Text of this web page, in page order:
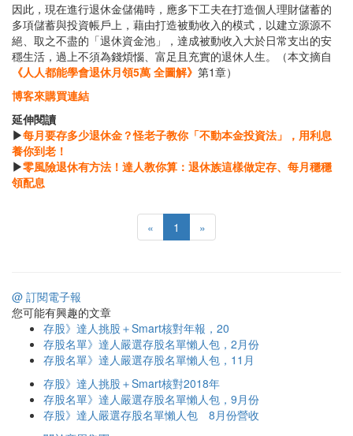
因此，現在進行退休金儲備時，應多下工夫在打造個人理財儲蓄的
多項儲蓄與投資帳戶上，藉由打造被動收入的模式，以建立源源不
絕、取之不盡的「退休資金池」，達成被動收入大於日常支出的安
穩生活，過上不須為錢煩惱、富足且充實的退休人生。（本文摘自
《人人都能學會退休月領5萬 全圖解》 第1章）
博客來購買連結
延伸閱讀
▶每月要存多少退休金？怪老子教你「不動本金投資法」，用利息
養你到老！
▶零風險退休有方法！達人教你算：退休族這樣做定存、每月穩穩
領配息
« 1 »
@ 訂閱電子報
您可能有興趣的文章
存股》達人挑股＋Smart核對年報，20
存股名單》達人嚴選存股名單懶人包，2月份
存股名單》達人嚴選存股名單懶人包，11月
存股》達人挑股＋Smart核對2018年
存股名單》達人嚴選存股名單懶人包，9月份
存股》達人嚴選存股名單懶人包 8月份營收